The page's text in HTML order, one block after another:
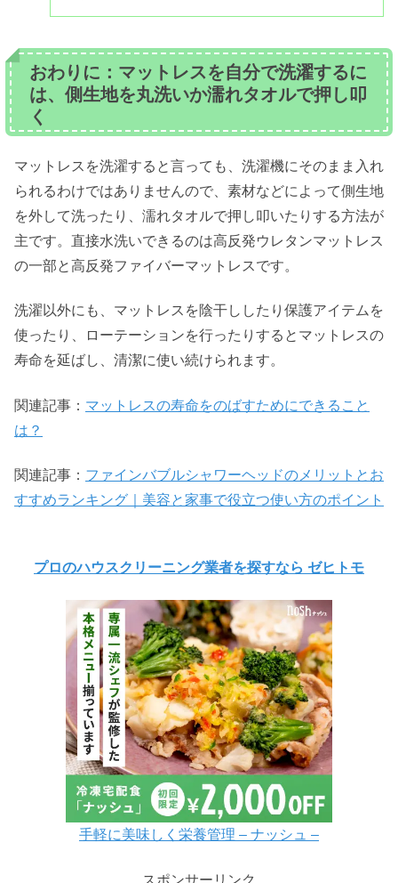
おわりに：マットレスを自分で洗濯するに
は、側生地を丸洗いか濡れタオルで押し叩
く
マットレスを洗濯すると言っても、洗濯機にそのまま入れ
られるわけではありませんので、素材などによって側生地
を外して洗ったり、濡れタオルで押し叩いたりする方法が
主です。直接水洗いできるのは高反発ウレタンマットレス
の一部と高反発ファイバーマットレスです。
洗濯以外にも、マットレスを陰干ししたり保護アイテムを
使ったり、ローテーションを行ったりするとマットレスの
寿命を延ばし、清潔に使い続けられます。
関連記事： マットレスの寿命をのばすためにできること
は？
関連記事： ファインバブルシャワーヘッドのメリットとお
すすめランキング｜美容と家事で役立つ使い方のポイント
プロのハウスクリーニング業者を探すなら ゼヒトモ
手軽に美味しく栄養管理 – ナッシュ –
スポンサーリンク